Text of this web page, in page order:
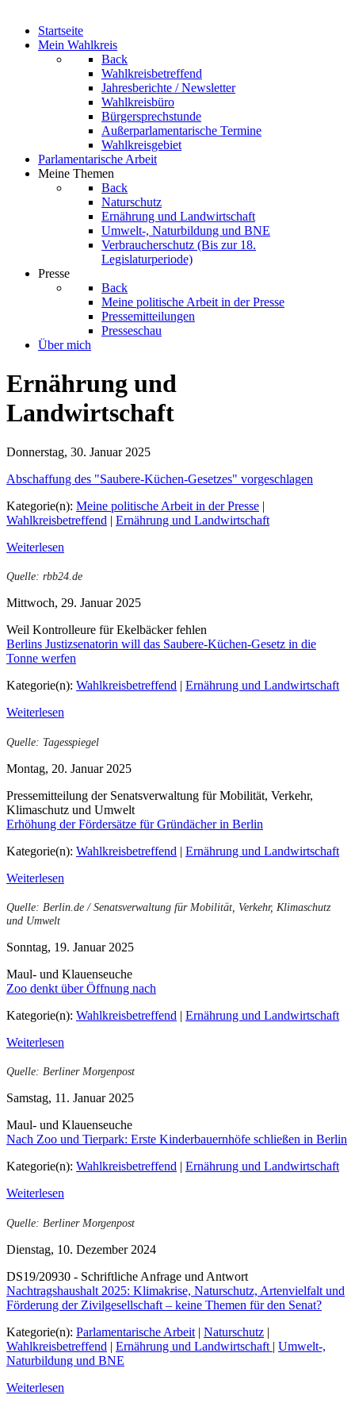
Startseite
Mein Wahlkreis
Back
Wahlkreisbetreffend
Jahresberichte / Newsletter
Wahlkreisbüro
Bürgersprechstunde
Außerparlamentarische Termine
Wahlkreisgebiet
Parlamentarische Arbeit
Meine Themen
Back
Naturschutz
Ernährung und Landwirtschaft
Umwelt-, Naturbildung und BNE
Verbraucherschutz (Bis zur 18.
Legislaturperiode)
Presse
Back
Meine politische Arbeit in der Presse
Pressemitteilungen
Presseschau
Über mich
Ernährung und
Landwirtschaft
Donnerstag, 30. Januar 2025
Abschaffung des "Saubere-Küchen-Gesetzes" vorgeschlagen
Kategorie(n): Meine politische Arbeit in der Presse |
Wahlkreisbetreffend | Ernährung und Landwirtschaft
Weiterlesen
Quelle: rbb24.de
Mittwoch, 29. Januar 2025
Weil Kontrolleure für Ekelbäcker fehlen
Berlins Justizsenatorin will das Saubere-Küchen-Gesetz in die
Tonne werfen
Kategorie(n): Wahlkreisbetreffend | Ernährung und Landwirtschaft
Weiterlesen
Quelle: Tagesspiegel
Montag, 20. Januar 2025
Pressemitteilung der Senatsverwaltung für Mobilität, Verkehr,
Klimaschutz und Umwelt
Erhöhung der Fördersätze für Gründächer in Berlin
Kategorie(n): Wahlkreisbetreffend | Ernährung und Landwirtschaft
Weiterlesen
Quelle: Berlin.de / Senatsverwaltung für Mobilität, Verkehr, Klimaschutz
und Umwelt
Sonntag, 19. Januar 2025
Maul- und Klauenseuche
Zoo denkt über Öffnung nach
Kategorie(n): Wahlkreisbetreffend | Ernährung und Landwirtschaft
Weiterlesen
Quelle: Berliner Morgenpost
Samstag, 11. Januar 2025
Maul- und Klauenseuche
Nach Zoo und Tierpark: Erste Kinderbauernhöfe schließen in Berlin
Kategorie(n): Wahlkreisbetreffend | Ernährung und Landwirtschaft
Weiterlesen
Quelle: Berliner Morgenpost
Dienstag, 10. Dezember 2024
DS19/20930 - Schriftliche Anfrage und Antwort
Nachtragshaushalt 2025: Klimakrise, Naturschutz, Artenvielfalt und
Förderung der Zivilgesellschaft – keine Themen für den Senat?
Kategorie(n): Parlamentarische Arbeit | Naturschutz |
Wahlkreisbetreffend | Ernährung und Landwirtschaft | Umwelt-,
Naturbildung und BNE
Weiterlesen